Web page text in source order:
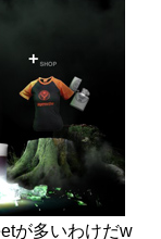
が多いわけだw